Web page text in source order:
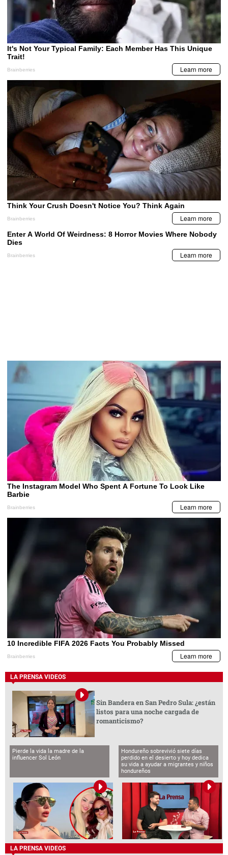
LA PRENSA VIDEOS
Sin Bandera en San Pedro Sula: ¿están
listos para una noche cargada de
romanticismo?
Pierde la vida la madre de la
influencer Sol León
Hondureño sobrevivió siete días
perdido en el desierto y hoy dedica
su vida a ayudar a migrantes y niños
hondureños
LA PRENSA VIDEOS